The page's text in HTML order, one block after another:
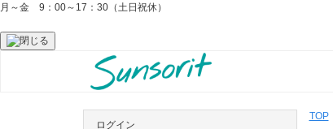
月～金 9：00～17：30（土日祝休）
ログイン
TOP